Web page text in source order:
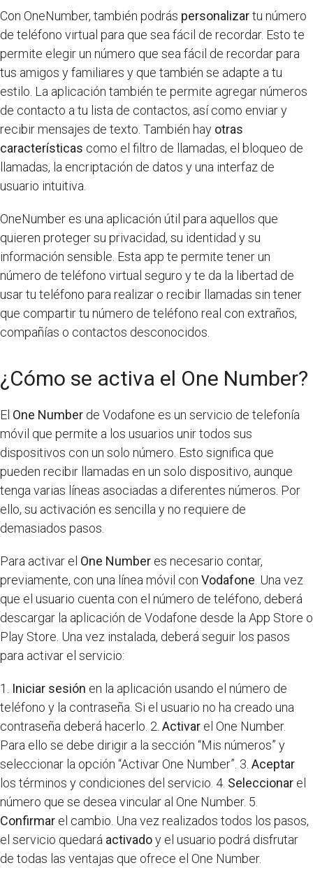
Con OneNumber, también podrás personalizartu número
de teléfono virtual para que sea fácil de recordar. Esto te
permite elegir un número que sea fácil de recordar para
tus amigos y familiares y que también se adapte a tu
estilo. La aplicación también te permite agregar números
de contacto a tu lista de contactos, así como enviar y
recibir mensajes de texto. También hay otras
características como el filtro de llamadas, el bloqueo de
llamadas, la encriptación de datos y una interfaz de
usuario intuitiva.
OneNumber es una aplicación útil para aquellos que
quieren proteger su privacidad, su identidad y su
información sensible. Esta app te permite tener un
número de teléfono virtual seguro y te da la libertad de
usar tu teléfono para realizar o recibir llamadas sin tener
que compartir tu número de teléfono real con extraños,
compañías o contactos desconocidos.
¿Cómo se activa el One Number?
El One Number de Vodafone es un servicio de telefonía
móvil que permite a los usuarios unir todos sus
dispositivos con un solo número. Esto significa que
pueden recibir llamadas en un solo dispositivo, aunque
tenga varias líneas asociadas a diferentes números. Por
ello, su activación es sencilla y no requiere de
demasiados pasos.
Para activar el One Number es necesario contar,
previamente, con una línea móvil con Vodafone . Una vez
que el usuario cuenta con el número de teléfono, deberá
descargar la aplicación de Vodafone desde la App Store o
Play Store. Una vez instalada, deberá seguir los pasos
para activar el servicio:
1. Iniciar sesión en la aplicación usando el número de
teléfono y la contraseña. Si el usuario no ha creado una
contraseña deberá hacerlo. 2. Activar el One Number.
Para ello se debe dirigir a la sección “Mis números” y
seleccionar la opción “Activar One Number”. 3. Aceptar
los términos y condiciones del servicio. 4. Seleccionar el
número que se desea vincular al One Number. 5.
Confirmar el cambio. Una vez realizados todos los pasos,
el servicio quedará activadoy el usuario podrá disfrutar
de todas las ventajas que ofrece el One Number.